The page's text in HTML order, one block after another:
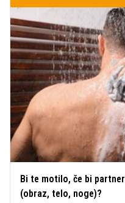
Bi te motilo, če bi
(obraz, telo, noge)?